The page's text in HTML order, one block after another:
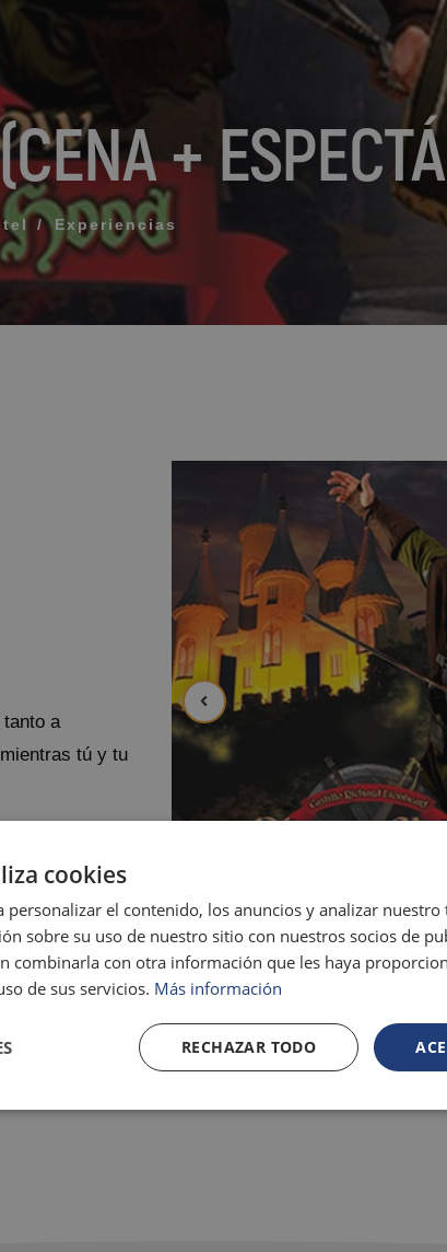
Modificar mi reserva
Cancelar mi reserva
Otras consultas
QUE TE LLAMEMOS
y las condiciones de privacidad
+
Experiencias
a
tú y tu
cookies
personalizar el contenido, los anuncios y analizar
sobre su uso de nuestro sitio con nuestros socios de
combinarla con otra información que les haya
de sus servicios. Más información
RECHAZAR TODO